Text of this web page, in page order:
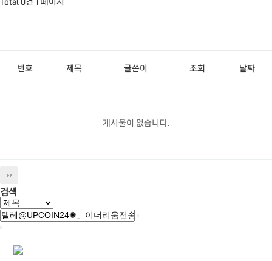
번호 제목 글쓴이 조회 날짜
게시물이 없습니다.
검색